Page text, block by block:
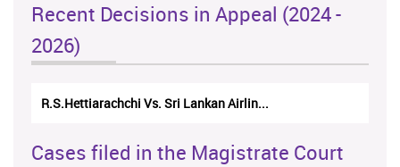
Recent Decisions in Appeal (2024 -
2026)
N.Kodituwakku Vs. Attorney General's De...
Cases filed in the Magistrate Court